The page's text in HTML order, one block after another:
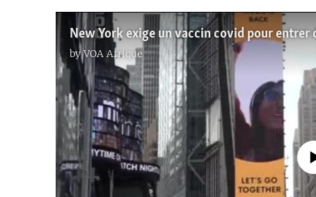
New York exige un vaccin covid pour entrer
byVOA Afrique
No media